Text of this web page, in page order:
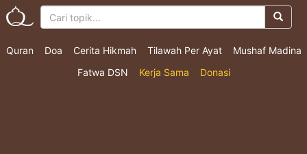
Quran Doa Cerita Hikmah Tilawah Per Ayat
Mushaf Madina
Fatwa DSN
Kerja Sama Donasi